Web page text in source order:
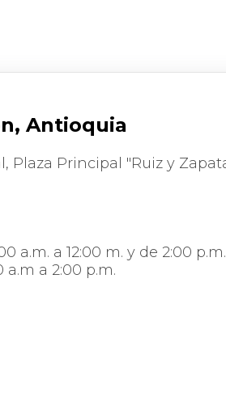
Antioquia
Plaza Principal "Ruiz y
a.m. a 12:00 m. y de 2:00
a.m a 2:00 p.m.